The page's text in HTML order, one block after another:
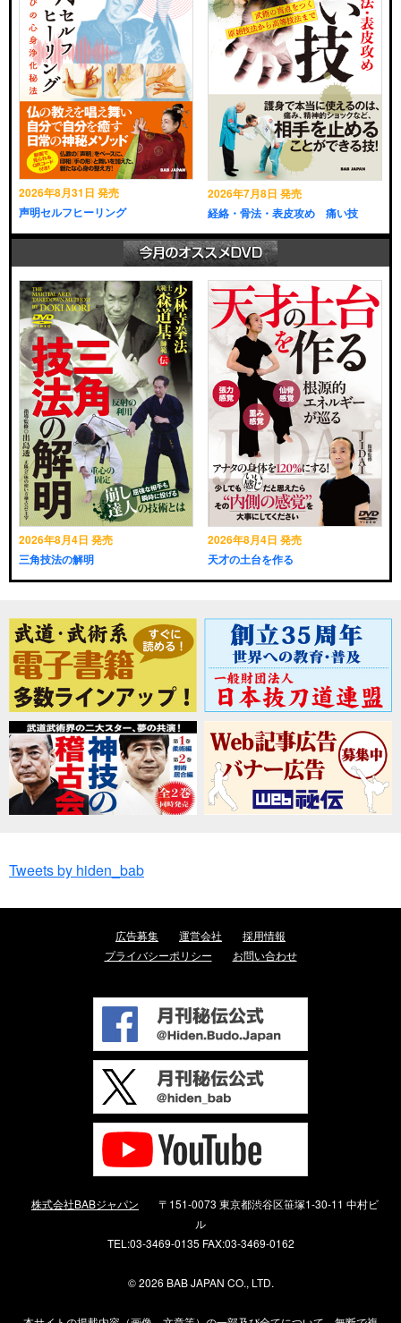
2026年8月31日 発売
声明セルフヒーリング
2026年7月8日 発売
経絡・骨法・表皮攻め 痛い技
2026年8月4日 発売
三角技法の解明
2026年8月4日 発売
天才の土台を作る
Tweets by hiden_bab
広告募集 運営会社
採用情報
プライバシーポリシー
お問い合わせ
株式会社BABジャパン
〒151-0073 東京都渋谷区笹塚1-30-11 中村ビ
ル
TEL:03-3469-0135 FAX:03-3469-0162
©2026 BAB JAPAN CO., LTD.